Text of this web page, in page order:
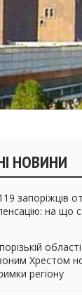
НОВИНИ
запоріжців
на що
Хрестом
регіону